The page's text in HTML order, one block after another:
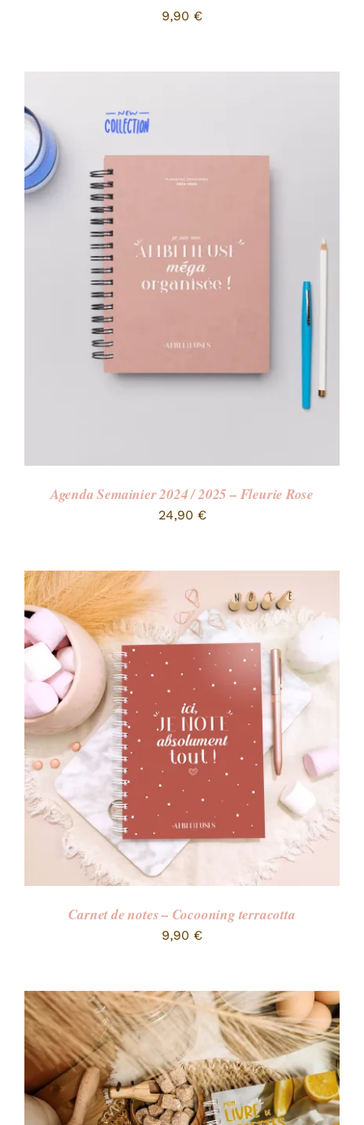
9,90 €
Agenda Semainier 2024 / 2025 – Fleurie Rose
24,90 €
Carnet de notes – Cocooning terracotta
9,90 €